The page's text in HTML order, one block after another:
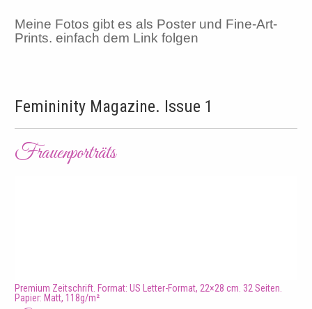
Meine Fotos gibt es als Poster und Fine-Art-
Prints. einfach dem Link folgen
Femininity Magazine. Issue 1
Frauenporträts
Premium Zeitschrift. Format: US Letter-Format, 22×28 cm. 32 Seiten.
Papier: Matt, 118g/m²